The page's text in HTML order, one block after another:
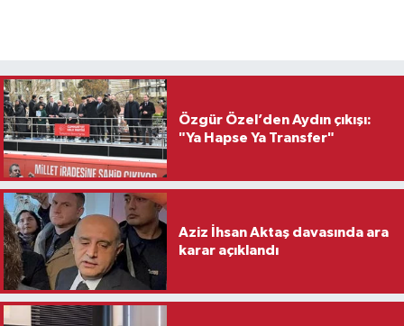
Özgür Özel’den Aydın çıkışı:
"Ya Hapse Ya Transfer"
Aziz İhsan Aktaş davasında ara
karar açıklandı